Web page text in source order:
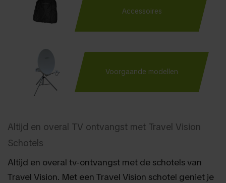
Accessoires
Voorgaande modellen
Altijd en overal TV ontvangst met Travel Vision
Schotels
Altijd en overal tv-ontvangst met de schotels van
Travel Vision. Met een Travel Vision schotel geniet je